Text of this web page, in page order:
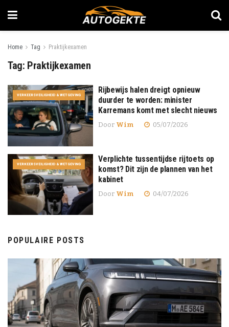
Home Tag Praktijkexamen
Tag: Praktijkexamen
VERKEERSVEILIGHEID & WETGEVING
Rijbewijs halen dreigt opnieuw
duurder te worden: minister
Karremans komt met slecht nieuws
Door Wim 05/07/2026
VERKEERSVEILIGHEID & WETGEVING
Verplichte tussentijdse rijtoets op
komst? Dit zijn de plannen van het
kabinet
Door Wim 04/07/2026
POPULAIRE POSTS